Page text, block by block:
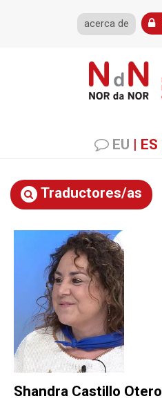
acerca de
EU | ES
Traductores/as
Shandra Castillo Otero